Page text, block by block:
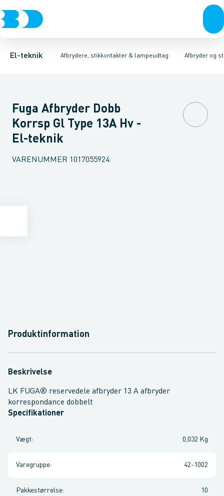
El-teknik Afbrydere, stikkontakter & lampeudtag
Afbrydere, stikkontakter & lampeudtagForgreningsmateriel
Afbryder og
Afbryder og stikdåsemateriel
Afbryder og stikkontakt kombinationInstallationsafbryder
Fuga Afbryder Dobb
Korrsp Gl Type 13A Hv -
El-teknik
VARENUMMER 1017055924
Produktinformation
Beskrivelse
LK FUGA® reservedele afbryder 13 A afbryder
korrespondance dobbelt
Specifikationer
Vægt: 0,032 Kg
Varegruppe: 42-1002
Pakkestørrelse: 10